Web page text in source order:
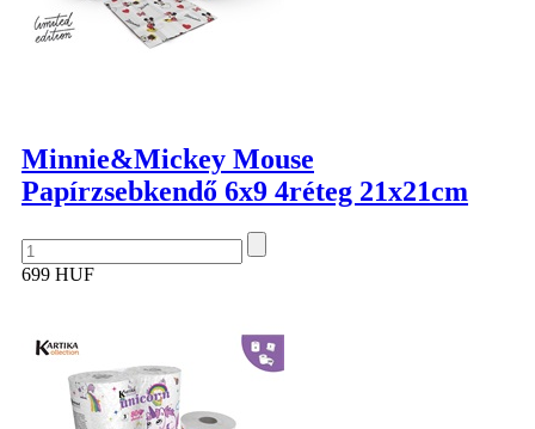
Minnie&Mickey Mouse
Papírzsebkendő 6x9 4réteg 21x21cm
699 HUF